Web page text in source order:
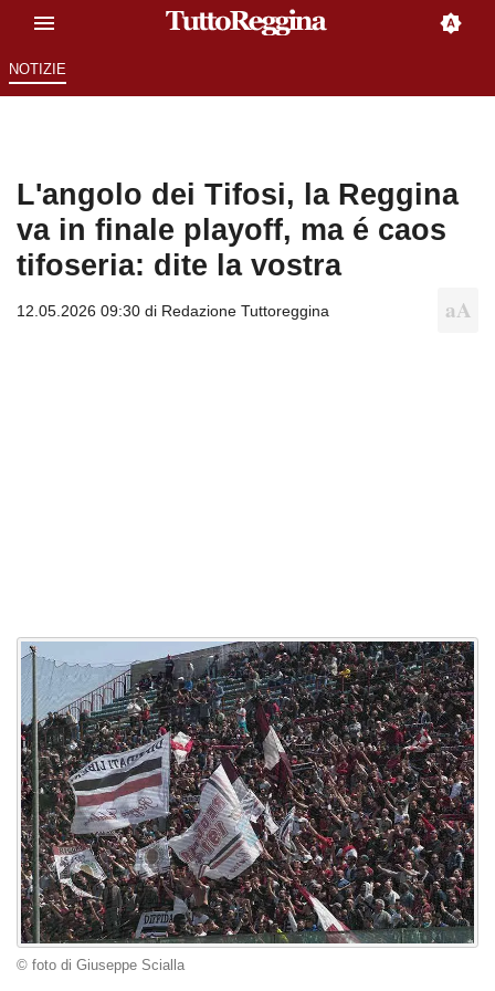
NOTIZIE
L'angolo dei Tifosi, la Reggina
va in finale playoff, ma é caos
tifoseria: dite la vostra
12.05.2026 09:30 di Redazione Tuttoreggina
© foto di Giuseppe Scialla